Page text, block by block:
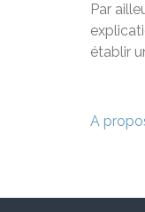
Par
établir
A